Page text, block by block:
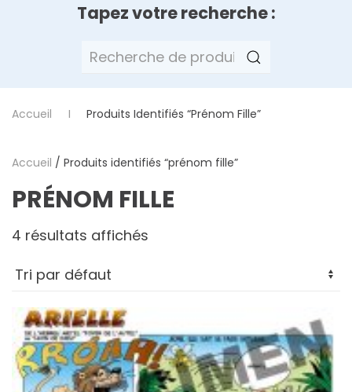
Tapez votre recherche :
Recherche
Accueil Produits Identifiés “prénom Fille”
Accueil / Produits identifiés “prénom fille”
PRÉNOM FILLE
4 résultats affichés